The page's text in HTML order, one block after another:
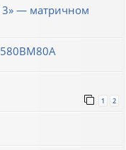
— матричном
1 2